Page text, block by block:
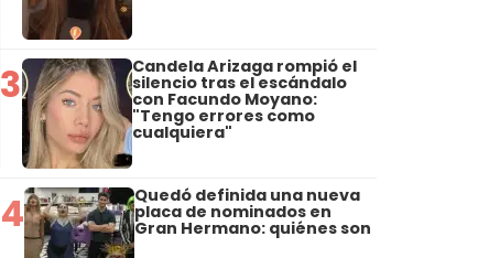
3 Candela Arizaga rompió el
silencio tras el escándalo
con Facundo Moyano:
"Tengo errores como
cualquiera"
4 Quedó definida una nueva
placa de nominados en
Gran Hermano: quiénes son